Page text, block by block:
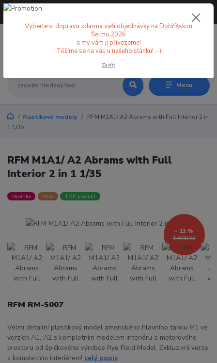
Menu
+420 773 998 582
Plastikové modely
RFM M1A1/ A2 Abrams with Full Interior 2 in
1 1/35
RFM M1A1/ A2 Abrams with Full
Interior 2 in 1 1/35
Novinka Akce TOP produkt
1 698 Kč
- 12 %
RFM RM-5007
Velmi detailní plastikový model amerického hlavního tanku M1 ve
verzích A1, A2 s kompletním modelem interiéru a motorového
prostoru od špičkového výrobce Rye Field Model. Exkluzivní verze
s kompletním interiérem! celý popis
Vyberte si dopravu zdarma vaší objednávky na Dobříšskou
Šelmu 2026
a my vám ji přivezeme!
Těšíme se na vás u našeho stánku! :-)
Zavřít